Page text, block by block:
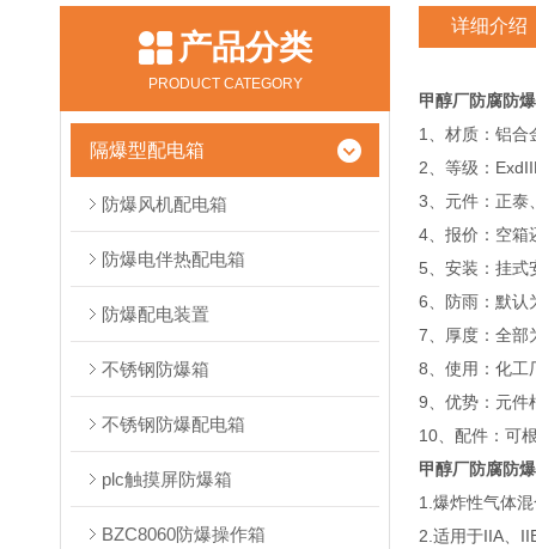
产品分类
PRODUCT CATEGORY
隔爆型配电箱
防爆风机配电箱
防爆电伴热配电箱
防爆配电装置
不锈钢防爆箱
不锈钢防爆配电箱
plc触摸屏防爆箱
BZC8060防爆操作箱
详细介绍
甲醇厂防腐防
1、材质：铝合
2、等级：
3、元件：正泰
4、报价：空箱
5、安装：挂式
6、防雨：默认
7、厚度：全部
8、使用：化工
9、优势：元件
10、配件：可
甲醇厂防腐防
1.爆炸性气体
2.适用于IIA、